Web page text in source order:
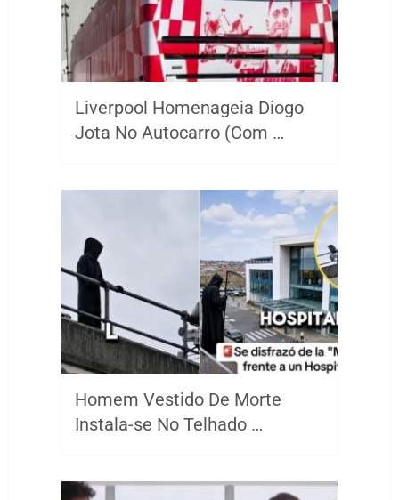
Liverpool Homenageia Diogo
Jota No Autocarro (Com …
Homem Vestido De Morte
Instala-se No Telhado …